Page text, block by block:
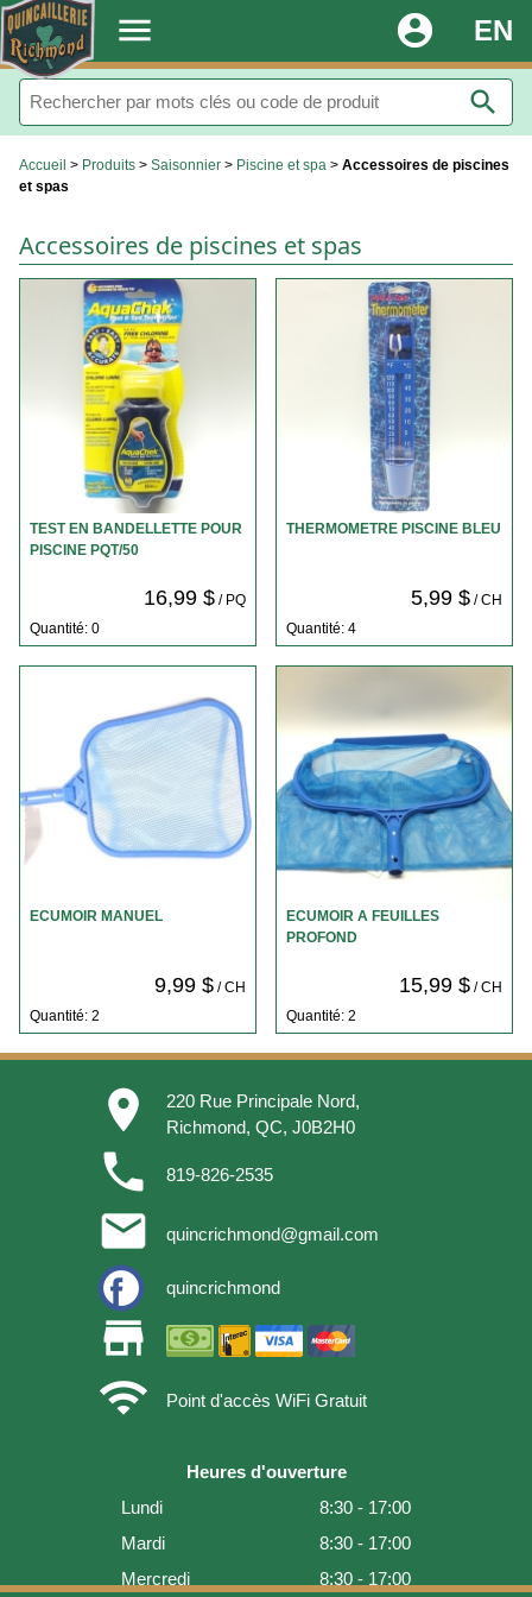
. menu EN
account_circle
search
Accueil > Produits > Saisonnier > Piscine et spa > Accessoires de piscines
et spas
Accessoires de piscines et spas
TEST EN BANDELLETTE POUR
PISCINE PQT/50
16,99 $/ PQ
Quantité: 0
THERMOMETRE PISCINE BLEU
5,99 $/ CH
Quantité: 4
ECUMOIR MANUEL
9,99 $/ CH
Quantité: 2
ECUMOIR A FEUILLES
PROFOND
15,99 $/ CH
Quantité: 2
place
220 Rue Principale Nord,
Richmond, QC, J0B2H0
phone 819-826-2535
email quincrichmond@gmail.com
quincrichmond
store
wifi
Point d'accès WiFi Gratuit
Heures d'ouverture
Lundi
8:30 - 17:00
Mardi
8:30 - 17:00
Mercredi
8:30 - 17:00